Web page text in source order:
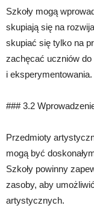
Szkoły mogą
skupiają się na
skupiać się tylko na
zachęcać uczniów
i eksperymentowania.
### 3.2
Przedmioty
mogą być
Szkoły powinny
zasoby, aby
artystycznych.